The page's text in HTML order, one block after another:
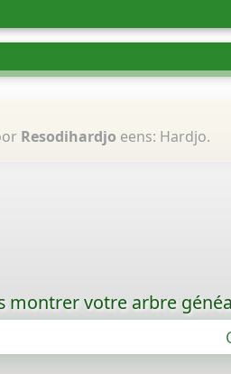
Resodihardjo eens: Hardjo.
montrer votre arbre